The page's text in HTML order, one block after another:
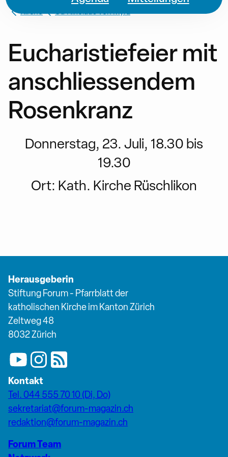
Kirche St. Nikolaus von Myra
Eucharistiefeier mit
anschliessendem
Rosenkranz
Donnerstag, 23. Juli, 18.30 bis
19.30
Ort: Kath. Kirche Rüschlikon
Herausgeberin
Stiftung Forum - Pfarrblatt der
katholischen Kirche im Kanton Zürich
Zeltweg 48
8032 Zürich
Kontakt
Tel. 044 555 70 10 (Di, Do)
sekretariat@forum-magazin.ch
redaktion@forum-magazin.ch
Forum Team